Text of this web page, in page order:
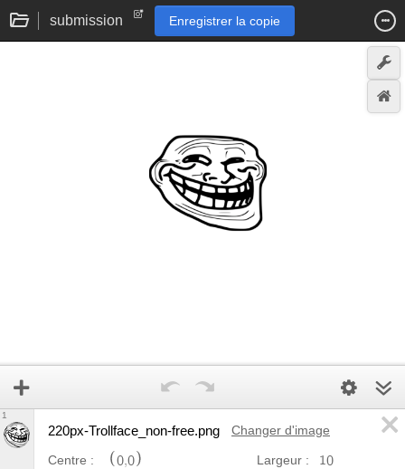
submission Enregistrer la copie
220px-Trollface_non-free.png Changer d'image
Centre : 0 ,0 Largeur : 10
1